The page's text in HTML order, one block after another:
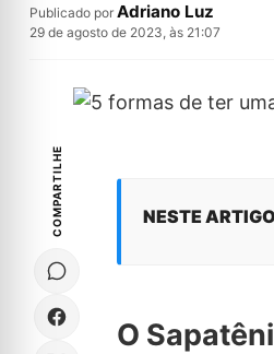
Publicado por Adriano Luz
29 de agosto de 2023, às 21:07
COMPARTILHE NESTE ARTIGO
O